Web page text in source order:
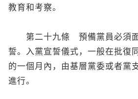
教育和考察。
第二十九條 預備黨員必須面
誓。入黨宣誓儀式，一般在批復
的一個月內，由基層黨委或者黨
進行。